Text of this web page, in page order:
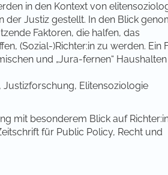
in den Kontext von
Justiz gestellt. In den Blick
Faktoren, die halfen, das
(Sozial-)Richter:in zu werden. Ein
und „Jura-fernen“
Elitensoziologie
mit besonderem Blick auf
für Public Policy, Recht und